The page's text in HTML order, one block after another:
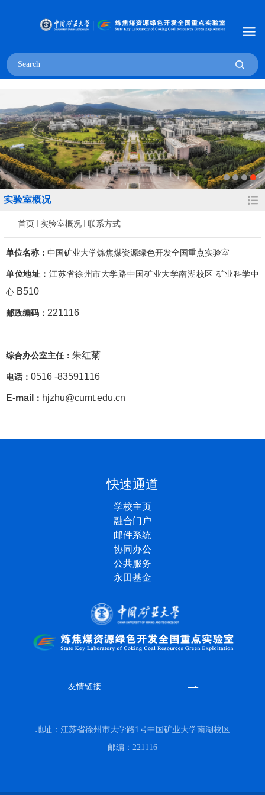
实验室概况
首页 实验室概况 联系方式
单位名称： 中国矿业大学炼焦煤资源绿色开发全国重点实验室
单位地址：江苏省徐州市大学路中国矿业大学南湖校区 矿业科学中
心 B510
邮政编码： 221116
综合办公室主任： 朱红菊
电话： 0516 -83591116
E-mail ： hjzhu@cumt.edu.cn
快速通道
学校主页
融合门户
邮件系统
协同办公
公共服务
永田基金
友情链接
地址：江苏省徐州市大学路1号中国矿业大学南湖校区
邮编：221116